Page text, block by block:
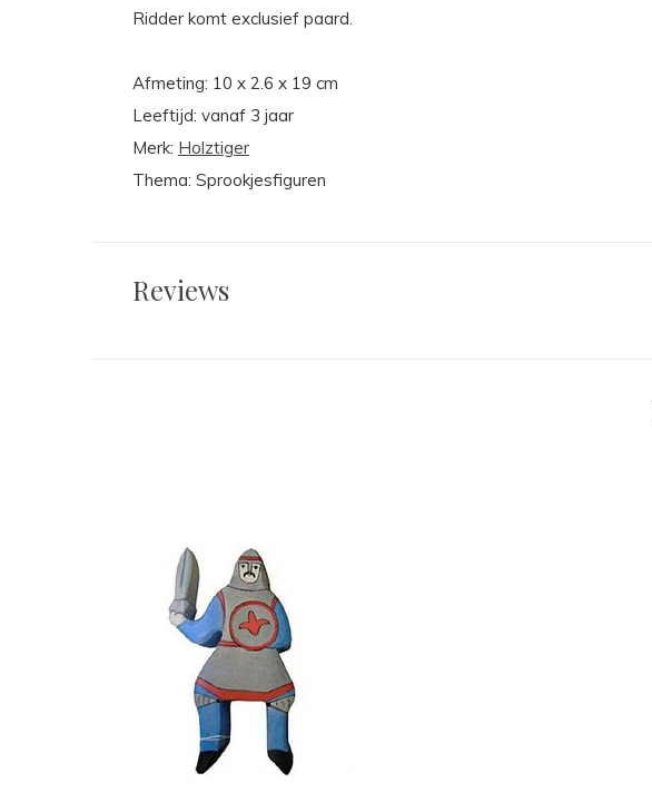
Ridder komt exclusief paard.
Afmeting: 10 x 2.6 x 19 cm
Leeftijd: vanaf 3 jaar
Merk: Holztiger
Thema: Sprookjesfiguren
Reviews